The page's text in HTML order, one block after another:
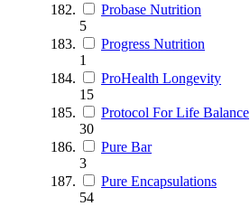
Probase Nutrition
5
Progress Nutrition
1
ProHealth Longevity
15
Protocol For Life Balance
30
Pure Bar
3
Pure Encapsulations
54